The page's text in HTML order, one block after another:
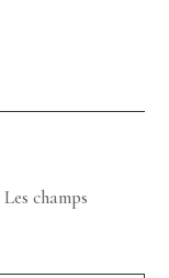
Les champs